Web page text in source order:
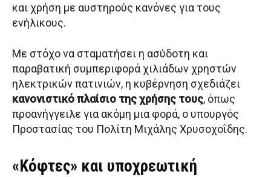
και χρήση με αυστηρούς κανόνες για τους
ενήλικους.
Με στόχο να σταματήσει η ασύδοτη και
παραβατική συμπεριφορά χιλιάδων χρηστών
ηλεκτρικών πατινιών, η κυβέρνηση σχεδιάζει
κανονιστικό πλαίσιο της χρήσης τους, όπως
προανήγγειλε για ακόμη μια φορά, ο υπουργός
Προστασίας του Πολίτη Μιχάλης Χρυσοχοΐδης.
«Κόφτες» και υποχρεωτική